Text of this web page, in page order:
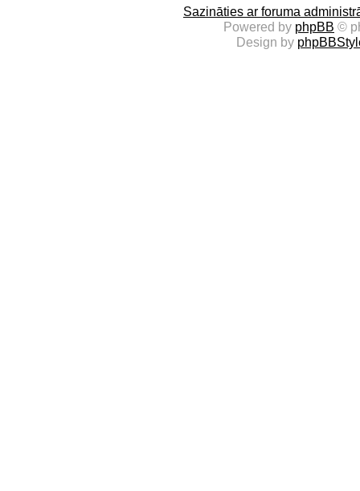
Sazināties ar foruma
Powered by phpBB ©
Design by